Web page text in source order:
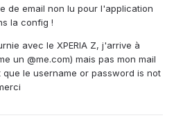
de email non lu pour l'application
la config !
avec le XPERIA Z, j'arrive à
un @me.com) mais pas mon mail
que le username or password is not